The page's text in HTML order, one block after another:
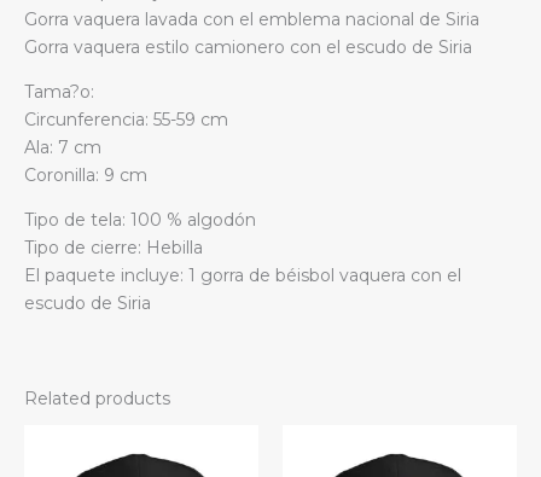
Gorra vaquera lavada con el emblema nacional de Siria
Gorra vaquera estilo camionero con el escudo de Siria
Tama?o:
Circunferencia: 55-59 cm
Ala: 7 cm
Coronilla: 9 cm
Tipo de tela: 100 % algodón
Tipo de cierre: Hebilla
El paquete incluye: 1 gorra de béisbol vaquera con el
escudo de Siria
Related products